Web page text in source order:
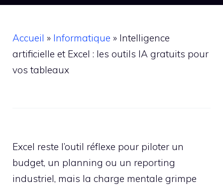
Accueil » Informatique » Intelligence
artificielle et Excel : les outils IA gratuits pour
vos tableaux
Excel reste l’outil réflexe pour piloter un
budget, un planning ou un reporting
industriel, mais la charge mentale grimpe